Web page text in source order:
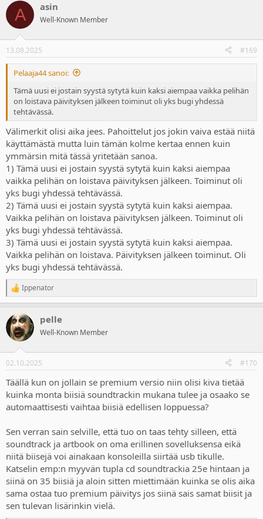
c
i
s
:
A asin
Well-Known Member
13.08.2025 #169
Pelaaja44 sanoi:
Tämä uusi ei jostain syystä sytytä kuin kaksi aiempaa vaikka pelihän
on loistava päivityksen jälkeen toiminut oli yks bugi yhdessä
tehtävässä.
Välimerkit olisi aika jees. Pahoittelut jos jokin vaiva estää niitä
käyttämästä mutta luin tämän kolme kertaa ennen kuin
ymmärsin mitä tässä yritetään sanoa.
1) Tämä uusi ei jostain syystä sytytä kuin kaksi aiempaa
vaikka pelihän on loistava päivityksen jälkeen. Toiminut oli
yks bugi yhdessä tehtävässä.
2) Tämä uusi ei jostain syystä sytytä kuin kaksi aiempaa.
Vaikka pelihän on loistava päivityksen jälkeen. Toiminut oli
yks bugi yhdessä tehtävässä.
3) Tämä uusi ei jostain syystä sytytä kuin kaksi aiempaa.
Vaikka pelihän on loistava. Päivityksen jälkeen toiminut. Oli
yks bugi yhdessä tehtävässä.
R
e
c
t
i
s
Ippenator
pelle
Well-Known Member
02.10.2025 #170
Täällä kun on jollain se premium versio niin olisi kiva tietää
kuinka monta biisiä soundtrackin mukana tulee ja osaako se
automaattisesti vaihtaa biisiä edellisen loppuessa?
Sen verran sain selville, että tuo on taas tehty silleen, että
soundtrack ja artbook on oma erillinen sovelluksensa eikä
niitä biisejä voi ainakaan konsoleilla siirtää usb tikulle.
Katselin emp:n myyvän tupla cd soundtrackia 25e hintaan ja
siinä on 35 biisiä ja aloin sitten miettimään kuinka se olis aika
sama ostaa tuo premium päivitys jos siinä sais samat biisit ja
sen tulevan lisärinkin vielä.